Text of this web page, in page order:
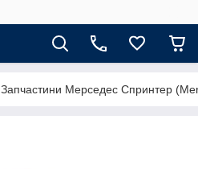
Запчастини Мерседес Спринтер